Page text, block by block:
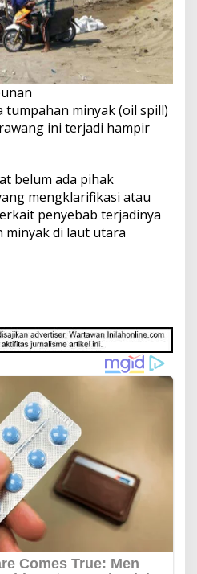
tumpahan minyak (oil spill)
ini terjadi hampir
belum ada pihak
mengklarifikasi atau
penyebab terjadinya
minyak di laut utara